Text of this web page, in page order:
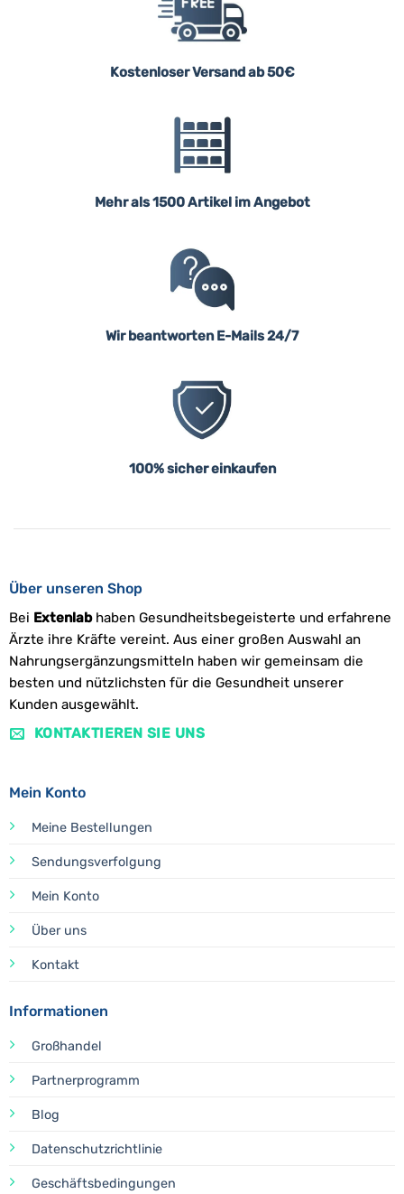
Kostenloser Versand ab 50€
Mehr als 1500 Artikel im Angebot
Wir beantworten E-Mails 24/7
100% sicher einkaufen
Über unseren Shop
Bei Extenlabhaben Gesundheitsbegeisterte und erfahrene
Ärzte ihre Kräfte vereint. Aus einer großen Auswahl an
Nahrungsergänzungsmitteln haben wir gemeinsam die
besten und nützlichsten für die Gesundheit unserer
Kunden ausgewählt.
KONTAKTIEREN SIE UNS
Mein Konto
Meine Bestellungen
Sendungsverfolgung
Mein Konto
Über uns
Kontakt
Informationen
Großhandel
Partnerprogramm
Blog
Datenschutzrichtlinie
Geschäftsbedingungen